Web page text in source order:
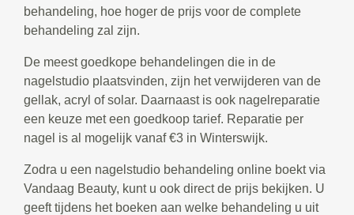
behandeling, hoe hoger de prijs voor de complete
behandeling zal zijn.
De meest goedkope behandelingen die in de
nagelstudio plaatsvinden, zijn het verwijderen van de
gellak, acryl of solar. Daarnaast is ook nagelreparatie
een keuze met een goedkoop tarief. Reparatie per
nagel is al mogelijk vanaf €3 in Winterswijk.
Zodra u een nagelstudio behandeling online boekt via
Vandaag Beauty, kunt u ook direct de prijs bekijken. U
geeft tijdens het boeken aan welke behandeling u uit